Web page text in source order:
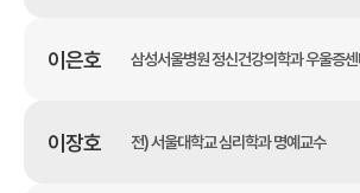
이은호 삼성서울병원 정신건강의학과 우울증
이장호 전) 서울대학교 심리학과 명예교수